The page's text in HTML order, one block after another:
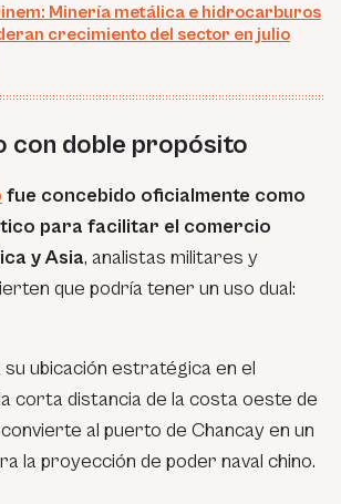
Minería metálica e hidrocarburos
crecimiento del sector en julio
con doble propósito
fue concebido oficialmente como
para facilitar el comercio
y Asia, analistas militares y
que podría tener un uso dual:
su ubicación estratégica en el
corta distancia de la costa oeste de
al puerto de Chancay en un
la proyección de poder naval chino.